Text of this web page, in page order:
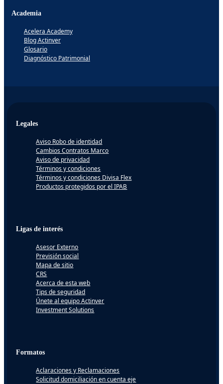
Academia
Acelera Academy
Blog Actinver
Glosario
Diagnóstico Patrimonial
Legales
Aviso Robo de identidad
Cambios Contratos Marco
Aviso de privacidad
Términos y condiciones
Términos y condiciones Divisa Flex
Productos protegidos por el IPAB
Ligas de interés
Asesor Externo
Previsión social
Mapa de sitio
CRS
Acerca de esta web
Tips de seguridad
Únete al equipo Actinver
Investment Solutions
Formatos
Aclaraciones y Reclamaciones
Solicitud domiciliación en cuenta eje